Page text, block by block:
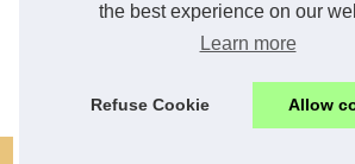
the best experience on our
Learn more
Refuse Cookie Allow